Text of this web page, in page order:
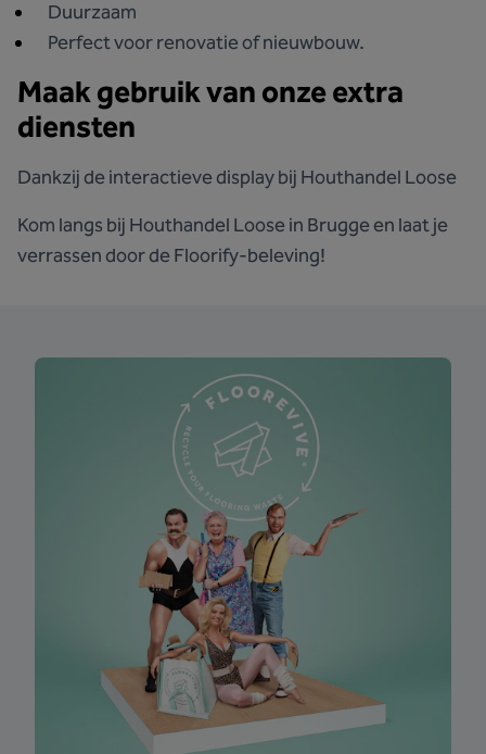
Duurzaam
Perfect voor renovatie of nieuwbouw.
Maak gebruik van onze extra
diensten
Dankzij de interactieve display bij Houthandel Loose
Kom langs bij Houthandel Loose in Brugge en laat je
verrassen door de Floorify-beleving!